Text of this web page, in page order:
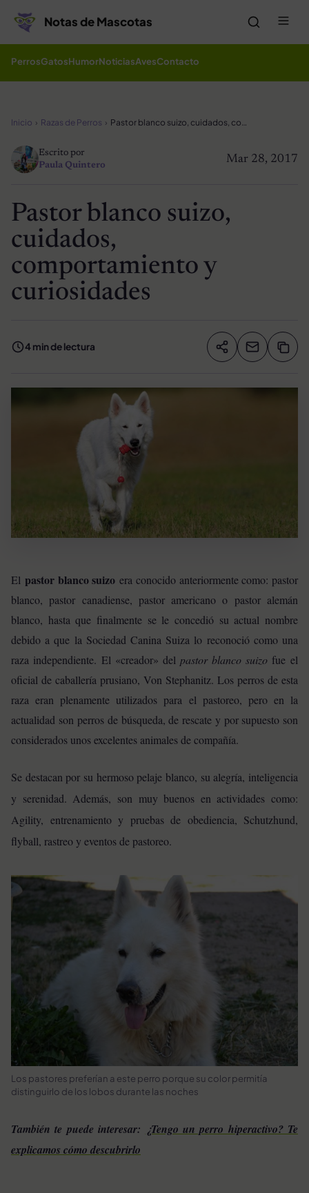
Notas de Mascotas
PerrosGatosHumorNoticiasAvesContacto
Inicio Razas de Perros Pastor blanco suizo, cuidados, comportamiento y curiosidades
Mar 28, 2017
Escrito por
Paula Quintero
Pastor blanco suizo,
cuidados,
comportamiento y
curiosidades
4 min de lectura Compartir
El pastor blanco suizo era conocido anteriormente como: pastor
blanco, pastor canadiense, pastor americano o pastor alemán
blanco, hasta que finalmente se le concedió su actual nombre
debido a que la Sociedad Canina Suiza lo reconoció como una
raza independiente. El «creador» del pastor blanco suizo fue el
oficial de caballería prusiano, Von Stephanitz. Los perros de esta
raza eran plenamente utilizados para el pastoreo, pero en la
actualidad son perros de búsqueda, de rescate y por supuesto son
considerados unos excelentes animales de compañía.
Se destacan por su hermoso pelaje blanco, su alegría, inteligencia
y serenidad. Además, son muy buenos en actividades como:
Agility, entrenamiento y pruebas de obediencia, Schutzhund,
flyball, rastreo y eventos de pastoreo.
Los pastores preferían a este perro porque su color permitía
distinguirlo de los lobos durante las noches
También te puede interesar: ¿Tengo un perro hiperactivo? Te
explicamos cómo descubrirlo